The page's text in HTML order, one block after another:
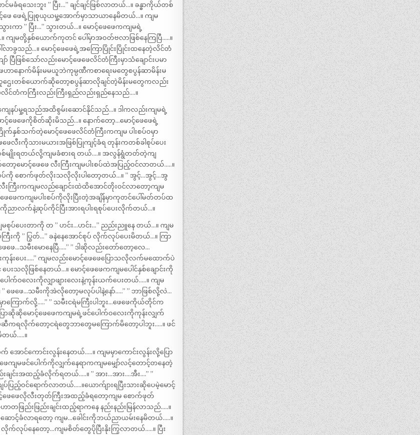
ရသေးဘူး ” ပြီး…” ချင်ချင်ဖြစ်လာတယ်…။ ခန္ဓာကိုယ်တစ်
ာင့်ဖေ ဖေရဲ့ပြုစုယုယမှု့အောက်မှာသာယာနေမိတယ်…။ ကျမ
းကာ ” ပြီး…” သွားတယ်…။ မောင့်ဖေဖေကကျမရဲ့
မတို့နှစ်ယောက်ကုတင် ပေါ်မှာအဝတ်ဗလာဖြစ်နေကြပြီ…..။
လာခွသည်…။ မောင့်ဖေဖေရဲ့အကြောပြိုင်းပြိုင်းထနေတဲ့လိင်တံ
ြီဖြစ်သော်လည်းမောင့်ဖေဖေလိင်တံကြီးမှာသံချောင်းပမာ
ဟာနောက်မိန်းမမယူဘဲကုမ္ပဏီကစာရေးမတွေစပွန်ဆာမိန်းမ
ဌေးတစ်ယောက်ဆိုတော့စပွန်ဆာလိုချင်တဲ့မိန်းမတွေကလည်း
ေဖေလိင်တံကကြီးလည်းကြီးရှည်လည်းရှည်နေသည်….။
ျေနပ်မှု့ရသည်အထိစွမ်းဆောင်နိုင်သည်…။ ဒါကလည်းကျမရဲ့
င့်ဖေဖေကိုစိတ်ဆိုးမိသည်…။ နောက်တော့…မောင့်ဖေဖေရဲ့
သက်တဲ့မောင့်ဖေဖေလိင်တံကြီးကကျမ ပါးစပ်ဝမှာ
ဖေလီးကိုသားမယားအဖြစ်ပြုကျင့်ခံရ တုန်းကတစ်ခါစုပ်ပေး
မျိုးရတယ်လို့ကျမခံစားရ တယ်….။ အလွန်ရွံတတ်တဲ့ကျ
ာ့မောင့်ဖေဖေ လီးကြီးကျမပါးစပ်ထဲအပြည့်ဝင်လာတယ်…..။
စပ်ကို စောက်ဖုတ်လိုးသလိုလိုးပါတော့တယ်…။ ” အွင့်…အွင့်…အွ
းကြီးကကျမလည်ချောင်းထဲထိအောင်တိုးဝင်လာတော့ကျမ
ဖေကကျမပါးစပ်ကိုလိုးပြီးတဲ့အချိန်မှာကုတင်ပေါ်မတ်တပ်ထ
ကိုညာလက်နဲ့ဆုပ်ကိုင်ပြီးအားရပါးရစုပ်ပေးလိုက်တယ်…။
စုပ်ပေးတာကို တ ” ဟင်း…ဟင်း…” ညည်းညူနေ တယ်…။ ကျမ
ြီးကို ” ပြွတ်…” ခနဲနေအောင်စုပ် လိုက်လုပ်ပေးမိတယ်…။ ကြာ
…သမီးမောနေပြီ…..” ” ဒါဆိုလည်းတော်တော့လေ…
းပေး…..” ကျမလည်းမောင့်ဖေဖေပြောသလိုလက်မထောက်ပဲ
းသလိုဖြစ်နေတယ်…။ မောင့်ဖေဖေကကျမပေါင်နှစ်ချောင်းကို
က်ဝလေးကိုလျှာဖျားလေးနဲ့ကုန်းယက်ပေးတယ်…..။ ကျမ
” ဖေဖေ…သမီးကိုအဲလိုတော့မလုပ်ပါနဲ့နော်…..” ” ဘာဖြစ်လို့လဲ…
ကြောက်လို့…..” ” သမီးငရဲမကြီးပါဘူး…ဖေဖေကိုယ်တိုင်က
ြောဆိုဆိုမောင့်ဖေဖေကကျမရဲ့ဖင်ပေါက်ဝလေးကိုကုန်းလျှက်
ကရလိုက်တော့ငရဲတွေဘာတွေမကြောက်မိတော့ပါဘူး…..။ ဖင်
တယ်…..။
င်ကောင်းလွန်းနေတယ်…..။ ကျမမှာကောင်းလွန်းလို့ပြော
ဖေကျမဖင်ပေါက်ကိုလျှက်နေရာကကျမမျှော်လင့်တောင့်တနေတဲ့
ချင်းအထည့်ခံလိုက်ရတယ်…..။ ” အား…အား….အီး….” ”
ပ်ပြည့်ဝင်ရောက်လာတယ်…..။ယောက်ျားရပြီးသားဆိုပေမဲ့မောင့်
င့်ဖေဖေလိုလီးတုတ်ကြီးအထည့်ခံရတော့ကျမ စောက်ဖုတ်
တဖြည်းဖြည်းချင်းထည့်ရာကနေ နည်းနည်းမြန်လာသည်…..။
ောင့်ခံလာရတော့ ကျမ…ခေါင်းကိုဘယ်ညာယမ်းနေမိတယ်…..။
နေတော့…ကျမစိတ်တွေပိုပြီးနိုးကြွလာတယ်…..။ ပြီး